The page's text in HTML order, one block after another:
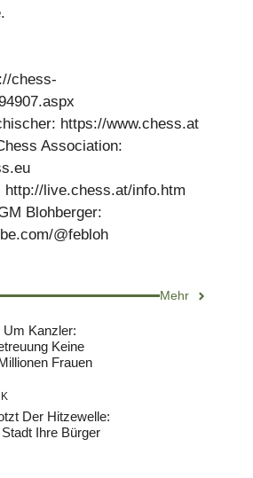
chess-
https://www.chess.at
Association:
http://live.chess.at/info.htm
Blohberger:
@febloh
Mehr
Um Kanzler:
Keine
Frauen
Der Hitzewelle:
Ihre Bürger